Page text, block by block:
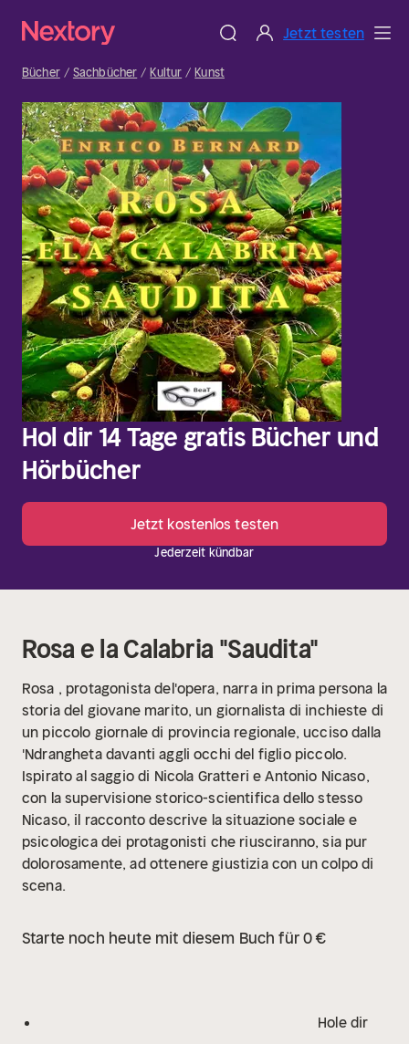
Jetzt testen
Bücher Sachbücher Kultur Kunst
Hol dir 14 Tage gratis Bücher und
Hörbücher
Jetzt kostenlos testen
Jederzeit kündbar
Rosa e la Calabria "Saudita"
Rosa , protagonista del'opera, narra in prima persona la
storia del giovane marito, un giornalista di inchieste di
un piccolo giornale di provincia regionale, ucciso dalla
'Ndrangheta davanti aggli occhi del figlio piccolo.
Ispirato al saggio di Nicola Gratteri e Antonio Nicaso,
con la supervisione storico-scientifica dello stesso
Nicaso, il racconto descrive la situazione sociale e
psicologica dei protagonisti che riusciranno, sia pur
dolorosamente, ad ottenere giustizia con un colpo di
scena.
Starte noch heute mit diesem Buch für 0 €
Hole dir